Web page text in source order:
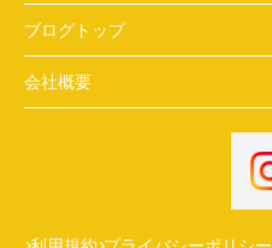
ブログトップ
会社概要